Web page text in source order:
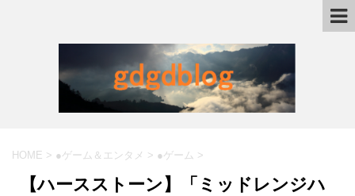
HOME > ●ゲーム＆エンタメ > ●ゲーム >
【ハースストーン】「ミッドレンジハ